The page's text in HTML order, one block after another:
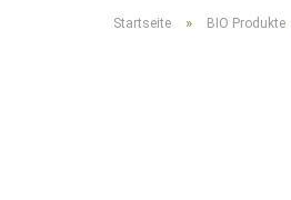
Startseite » BIO Produkte